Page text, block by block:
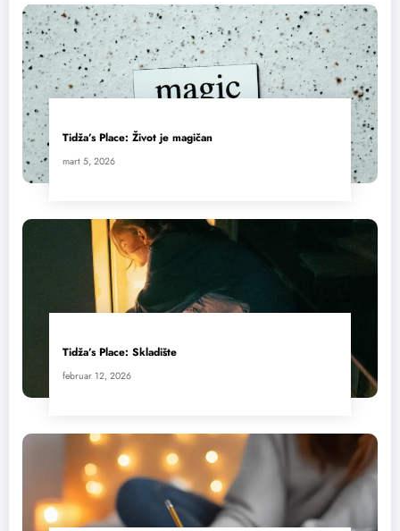
Tidža’s Place: Život je magičan
mart 5, 2026
Tidža’s Place: Skladište
februar 12, 2026